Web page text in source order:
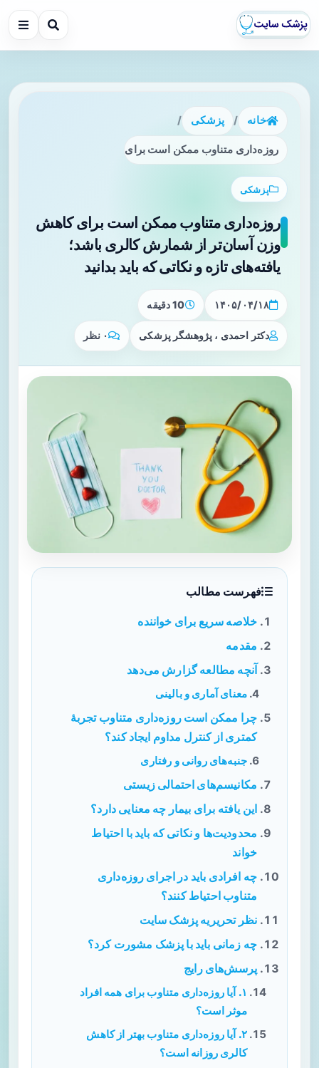
خانه / پزشکی /
روزه‌داری متناوب ممکن است برای کاهش وزن آسان‌تر از شمارش
پزشکی
روزه‌داری متناوب ممکن است برای کاهش
وزن آسان‌تر از شمارش کالری باشد؛
یافته‌های تازه و نکاتی که باید بدانید
۱۴۰۵/۰۴/۱۸ 10 دقیقه
دکتر احمدی ، پژوهشگر پزشکی ۰ نظر
فهرست مطالب
خلاصه سریع برای خواننده
مقدمه
آنچه مطالعه گزارش می‌دهد
معنای آماری و بالینی
چرا ممکن است روزه‌داری متناوب تجربهٔ
کمتری از کنترل مداوم ایجاد کند؟
جنبه‌های روانی و رفتاری
مکانیسم‌های احتمالی زیستی
این یافته برای بیمار چه معنایی دارد؟
محدودیت‌ها و نکاتی که باید با احتیاط
خواند
چه افرادی باید در اجرای روزه‌داری
متناوب احتیاط کنند؟
نظر تحریریه پزشک سایت
چه زمانی باید با پزشک مشورت کرد؟
پرسش‌های رایج
۱. آیا روزه‌داری متناوب برای همه افراد
موثر است؟
۲. آیا روزه‌داری متناوب بهتر از کاهش
کالری روزانه است؟